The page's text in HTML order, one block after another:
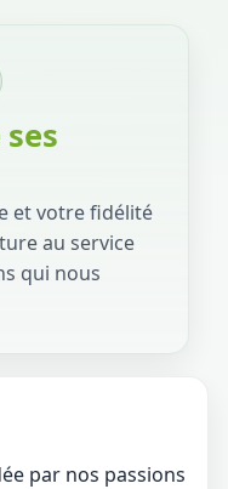
et votre fidélité
au service
qui nous
par nos passions